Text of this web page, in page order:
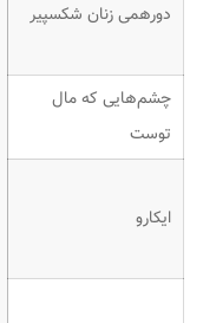
دورهمی زنان شکسپیر
چشم‌هایی که مال
توست
ایکارو